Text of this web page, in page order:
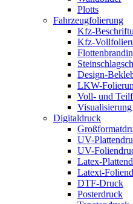
Plotts
Fahrzeugfolierung
Kfz-
Kfz-
Design-
LKW-
Voll- und
Visualisierung
Digitaldruck
UV-
UV-
Latex-
Latext-
DTF-Druck
Posterdruck